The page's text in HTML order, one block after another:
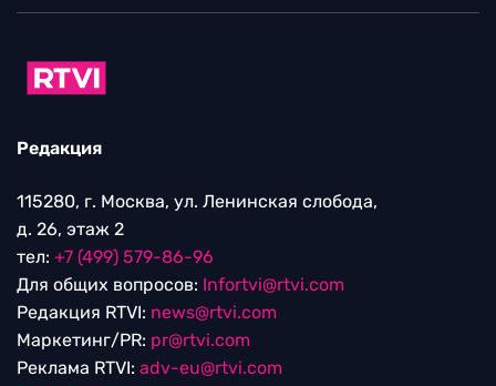
Редакция
115280, г. Москва, ул. Ленинская слобода,
д. 26, этаж 2
тел: +7 (499) 579-86-96
Для общих вопросов: Infortvi@rtvi.com
Редакция RTVI: news@rtvi.com
Маркетинг/PR: pr@rtvi.com
Реклама RTVI: adv-eu@rtvi.com